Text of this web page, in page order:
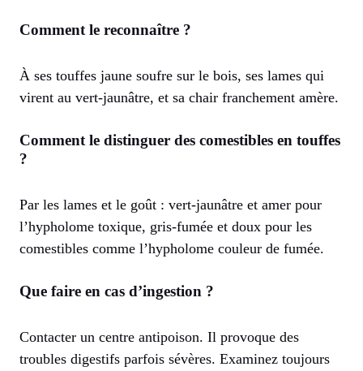
Comment le reconnaître ?
À ses touffes jaune soufre sur le bois, ses lames qui
virent au vert-jaunâtre, et sa chair franchement amère.
Comment le distinguer des comestibles en touffes
?
Par les lames et le goût : vert-jaunâtre et amer pour
l’hypholome toxique, gris-fumée et doux pour les
comestibles comme l’hypholome couleur de fumée.
Que faire en cas d’ingestion ?
Contacter un centre antipoison. Il provoque des
troubles digestifs parfois sévères. Examinez toujours